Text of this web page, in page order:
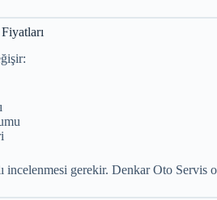
incelenmesi gerekir. Denkar Oto